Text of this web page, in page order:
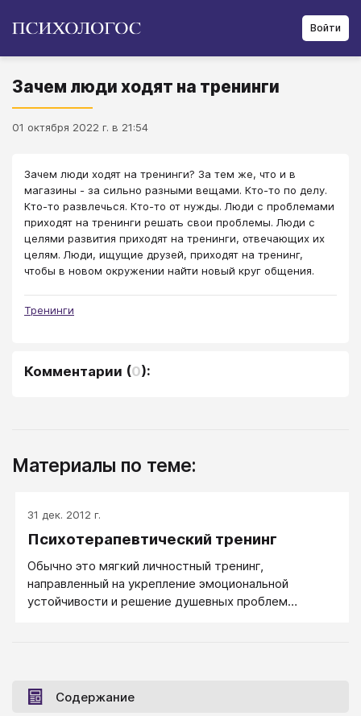
Войти
Зачем люди ходят на тренинги
01 октября 2022 г. в 21:54
Зачем люди ходят на тренинги? За тем же, что и в
магазины - за сильно разными вещами. Кто-то по делу.
Кто-то развлечься. Кто-то от нужды. Люди с проблемами
приходят на тренинги решать свои проблемы. Люди с
целями развития приходят на тренинги, отвечающих их
целям. Люди, ищущие друзей, приходят на тренинг,
чтобы в новом окружении найти новый круг общения.
Тренинги
Комментарии (0):
Материалы по теме:
31 дек. 2012 г.
Психотерапевтический тренинг
Обычно это мягкий личностный тренинг,
направленный на укрепление эмоциональной
устойчивости и решение душевных проблем
или мнительность, недовольство собой, страхи,
неуверенность и так далее.
Содержание